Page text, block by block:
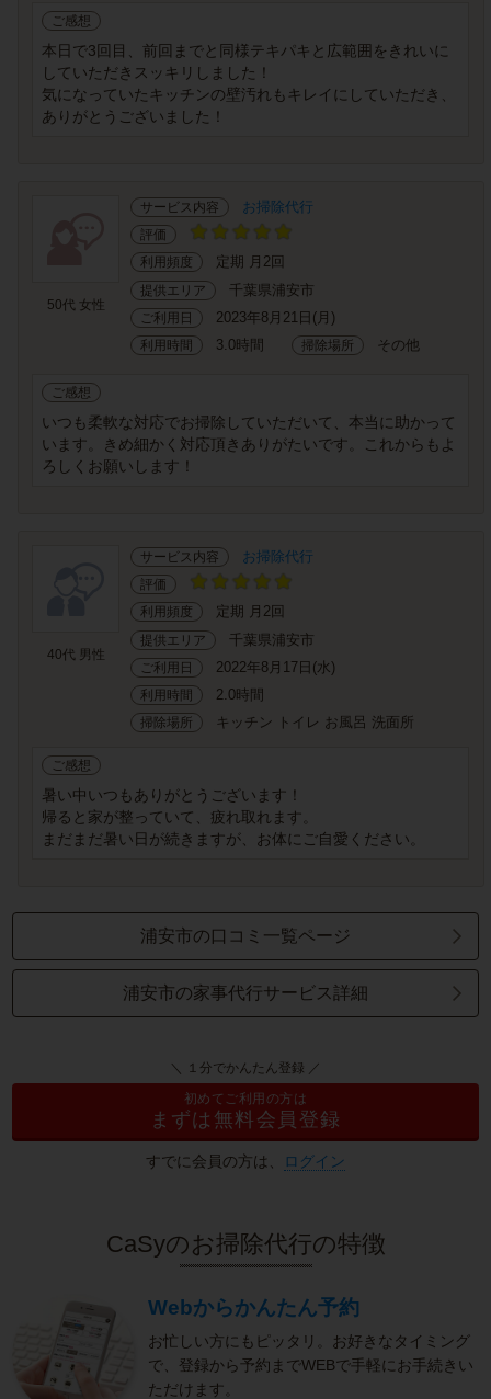
ご感想
本日で3回目、前回までと同様テキパキと広範囲をきれいに
していただきスッキリしました！
気になっていたキッチンの壁汚れもキレイにしていただき、
ありがとうございました！
50代 女性
サービス内容 お掃除代行
評価
利用頻度
定期 月2回
提供エリア 千葉県浦安市
ご利用日 2023年8月21日(月)
利用時間 3.0時間 掃除場所 その他
ご感想
いつも柔軟な対応でお掃除していただいて、本当に助かって
います。きめ細かく対応頂きありがたいです。これからもよ
ろしくお願いします！
40代 男性
サービス内容 お掃除代行
評価
利用頻度
定期 月2回
提供エリア 千葉県浦安市
ご利用日 2022年8月17日(水)
利用時間 2.0時間
掃除場所 キッチン トイレ お風呂 洗面所
ご感想
暑い中いつもありがとうございます！
帰ると家が整っていて、疲れ取れます。
まだまだ暑い日が続きますが、お体にご自愛ください。
浦安市の口コミ一覧ページ
浦安市の家事代行サービス詳細
＼ １分でかんたん登録 ／
初めてご利用の方は
まずは無料会員登録
すでに会員の方は、 ログイン
CaSyのお掃除代行の特徴
Webからかんたん予約
お忙しい方にもピッタリ。お好きなタイミング
で、登録から予約までWEBで手軽にお手続きい
ただけます。